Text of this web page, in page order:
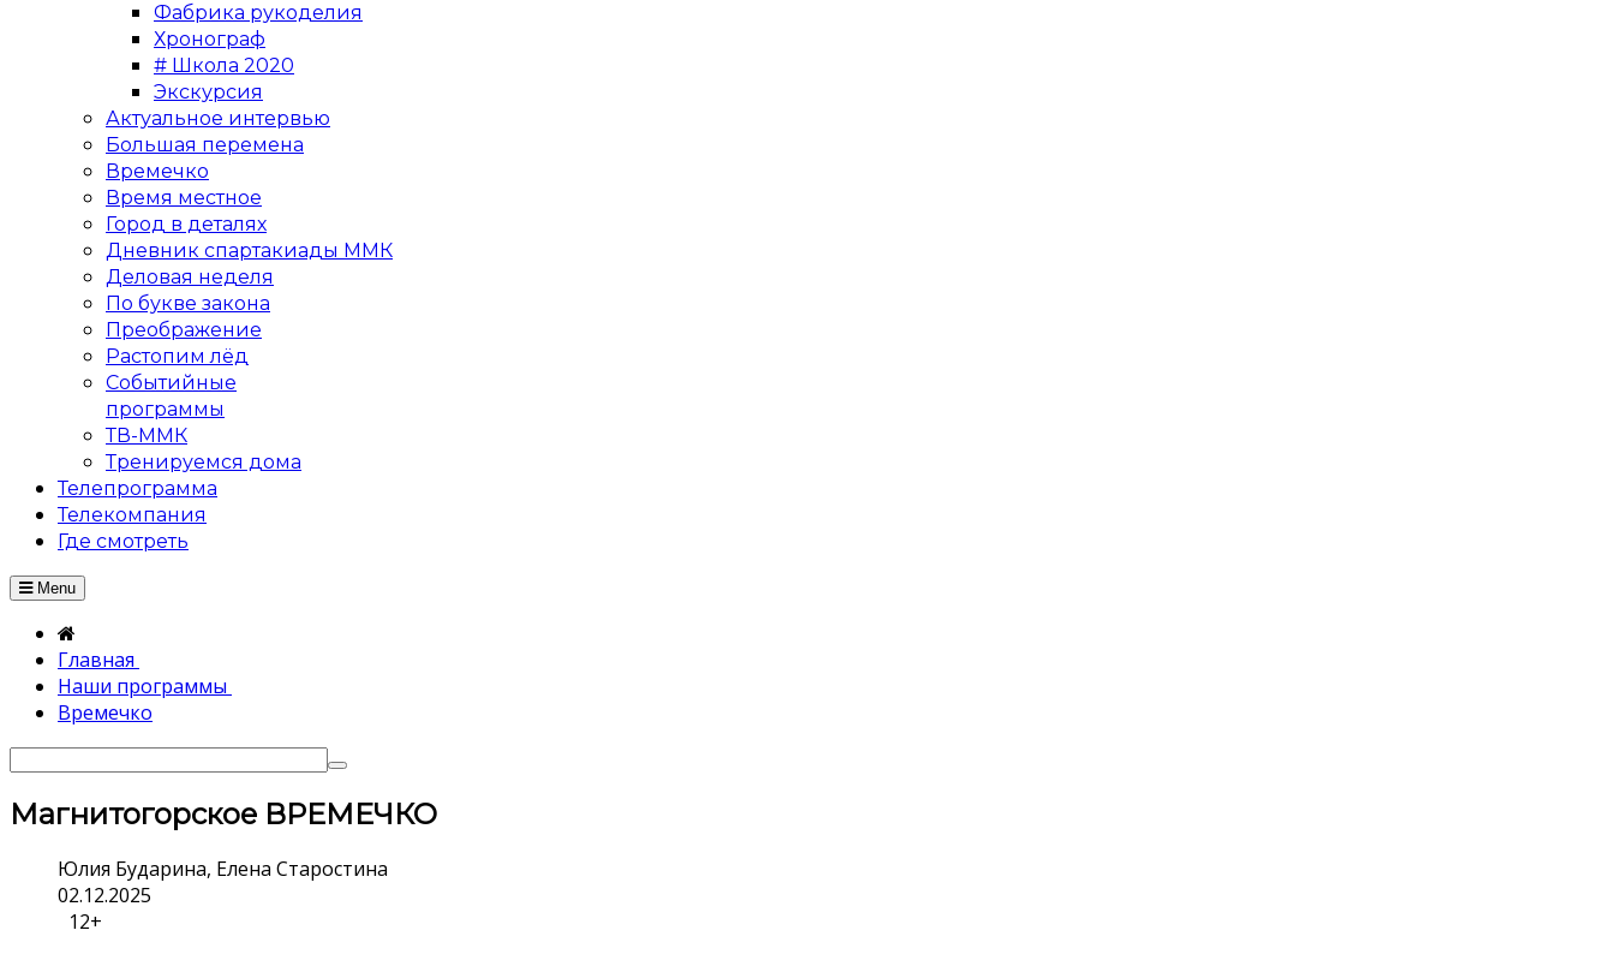
Фабрика рукоделия
Хронограф
# Школа 2020
Экскурсия
Актуальное интервью
Большая перемена
Времечко
Время местное
Город в деталях
Дневник спартакиады ММК
Деловая неделя
По букве закона
Преображение
Растопим лёд
Событийные
программы
ТВ-ММК
Тренируемся дома
Телепрограмма
Телекомпания
Где смотреть
Menu
Главная
Наши программы
Времечко
Магнитогорское ВРЕМЕЧКО
Юлия Бударина, Елена Старостина
02.12.2025
12+